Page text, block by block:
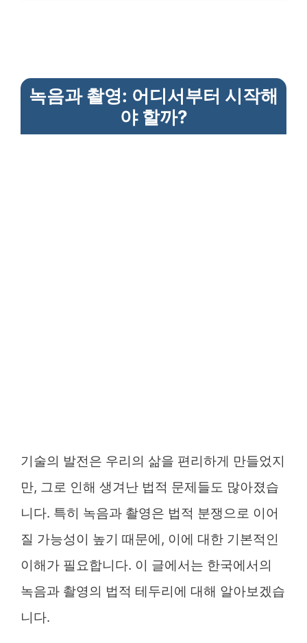
녹음과 촬영: 어디서부터 시작해
야 할까?
기술의 발전은 우리의 삶을 편리하게 만들었지
만, 그로 인해 생겨난 법적 문제들도 많아졌습
니다. 특히 녹음과 촬영은 법적 분쟁으로 이어
질 가능성이 높기 때문에, 이에 대한 기본적인
이해가 필요합니다. 이 글에서는 한국에서의
녹음과 촬영의 법적 테두리에 대해 알아보겠습
니다.